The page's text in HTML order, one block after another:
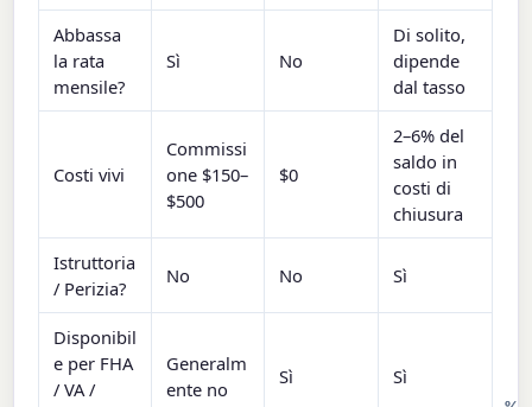
Abbassa
la rata
mensile?
Sì No
Di solito,
dipende
dal tasso
Costi vivi
Commissi
one $150–
$500
$0
2–6% del
saldo in
costi di
chiusura
Istruttoria
/ Perizia?
No No Sì
Disponibil
e per FHA
/ VA /
Generalm
ente no
Sì Sì